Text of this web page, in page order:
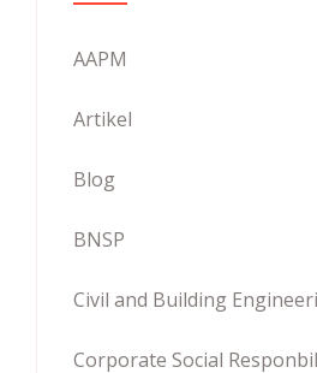
AAPM
Artikel
Blog
BNSP
Civil and Building
Corporate Social